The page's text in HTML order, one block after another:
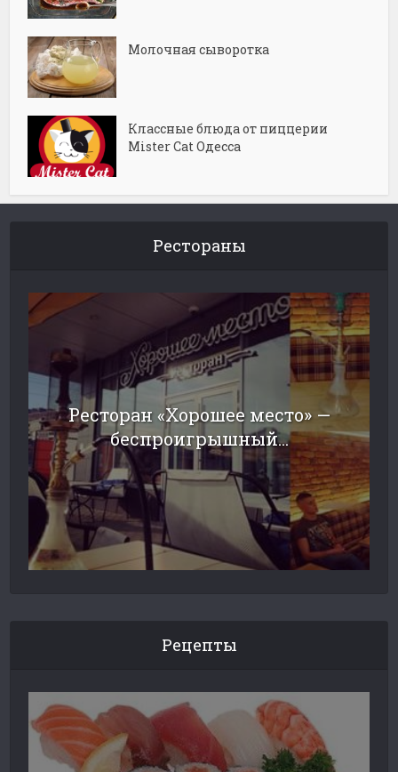
Молочная сыворотка
Классные блюда от пиццерии
Mister Cat Одесса
Рестораны
Ресторан «Хорошее место» —
беспроигрышный...
Рецепты